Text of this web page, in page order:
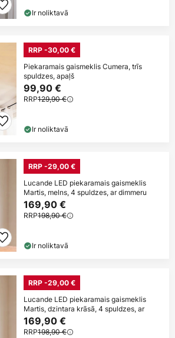
Ir noliktavā
RRP -30,00 €
Piekaramais gaismeklis Cumera, trīs
spuldzes, apaļš
99,90 €
RRP129,90 €
Ir noliktavā
RRP -29,00 €
Lucande LED piekaramais gaismeklis
Martis, melns, 4 spuldzes, ar dimmeru
169,90 €
RRP198,90 €
Ir noliktavā
RRP -29,00 €
Lucande LED piekaramais gaismeklis
Martis, dzintara krāsā, 4 spuldzes, ar
169,90 €
RRP198,90 €